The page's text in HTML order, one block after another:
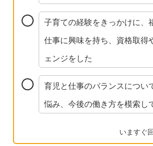
子育ての経験をきっかけに、
仕事に興味を持ち、資格取得
ェンジをした
育児と仕事のバランスについ
悩み、今後の働き方を模索し
いますぐ